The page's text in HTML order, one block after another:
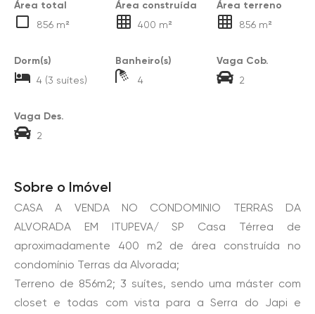
Área total
856 m²
Área construída
400 m²
Área terreno
856 m²
Dorm(s)
4 (3 suítes)
Banheiro(s)
4
Vaga Cob.
2
Vaga Des.
2
Sobre o Imóvel
CASA A VENDA NO CONDOMINIO TERRAS DA
ALVORADA EM ITUPEVA/ SP Casa Térrea de
aproximadamente 400 m2 de área construída no
condomínio Terras da Alvorada;
Terreno de 856m2; 3 suítes, sendo uma máster com
closet e todas com vista para a Serra do Japi e